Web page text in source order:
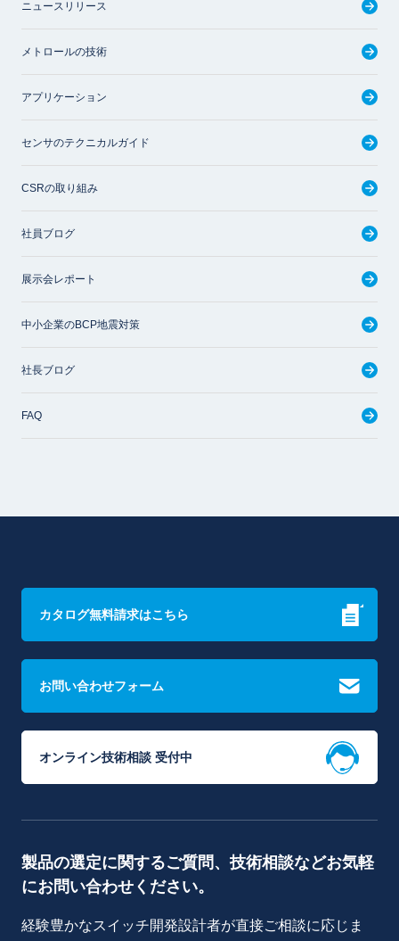
ニュースリリース
メトロールの技術
アプリケーション
センサのテクニカルガイド
CSRの取り組み
社員ブログ
展示会レポート
中小企業のBCP地震対策
社長ブログ
FAQ
カタログ無料請求はこちら
お問い合わせフォーム
オンライン技術相談 受付中
製品の選定に関するご質問、技術相談などお気軽
にお問い合わせください。
経験豊かなスイッチ開発設計者が直接ご相談に応じま